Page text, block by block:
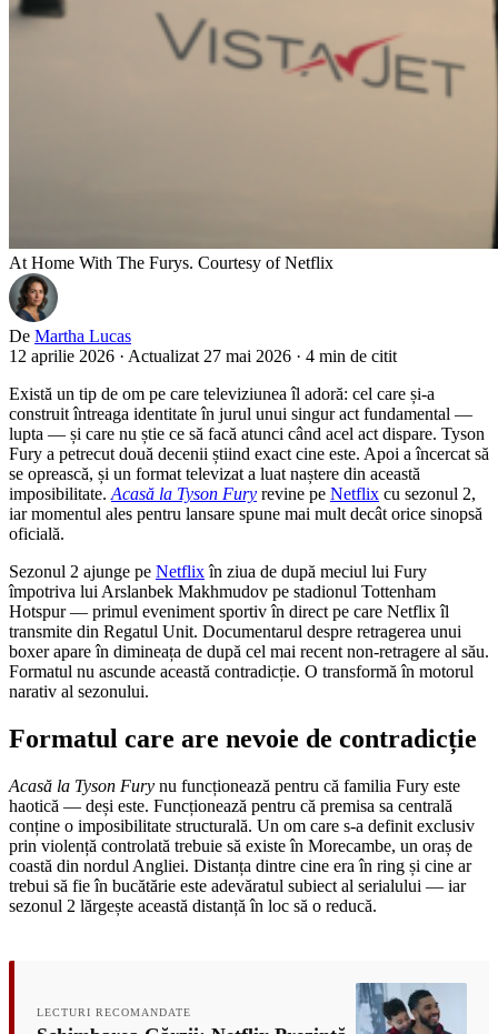
At Home With The Furys. Courtesy of Netflix
De Martha Lucas
12 aprilie 2026 · Actualizat 27 mai 2026 · 4 min de citit
Există un tip de om pe care televiziunea îl adoră: cel care și-a
construit întreaga identitate în jurul unui singur act fundamental —
lupta — și care nu știe ce să facă atunci când acel act dispare. Tyson
Fury a petrecut două decenii știind exact cine este. Apoi a încercat să
se oprească, și un format televizat a luat naștere din această
imposibilitate. Acasă la Tyson Fury revine pe Netflix cu sezonul 2,
iar momentul ales pentru lansare spune mai mult decât orice sinopsă
oficială.
Sezonul 2 ajunge pe Netflixîn ziua de după meciul lui Fury
împotriva lui Arslanbek Makhmudov pe stadionul Tottenham
Hotspur — primul eveniment sportiv în direct pe care Netflix îl
transmite din Regatul Unit. Documentarul despre retragerea unui
boxer apare în dimineața de după cel mai recent non-retragere al său.
Formatul nu ascunde această contradicție. O transformă în motorul
narativ al sezonului.
Formatul care are nevoie de contradicție
Acasă la Tyson Fury nu funcționează pentru că familia Fury este
haotică — deși este. Funcționează pentru că premisa sa centrală
conține o imposibilitate structurală. Un om care s-a definit exclusiv
prin violență controlată trebuie să existe în Morecambe, un oraș de
coastă din nordul Angliei. Distanța dintre cine era în ring și cine ar
trebui să fie în bucătărie este adevăratul subiect al serialului — iar
sezonul 2 lărgește această distanță în loc să o reducă.
LECTURI RECOMANDATE